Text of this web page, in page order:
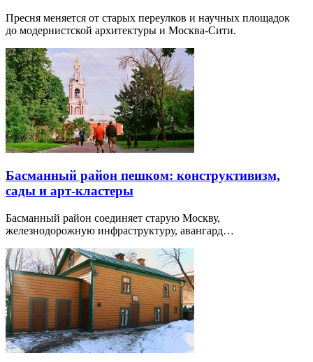
Пресня меняется от старых переулков и научных площадок
до модернистской архитектуры и Москва-Сити.
Басманный район пешком: конструктивизм,
сады и арт-кластеры
Басманный район соединяет старую Москву,
железнодорожную инфраструктуру, авангард…